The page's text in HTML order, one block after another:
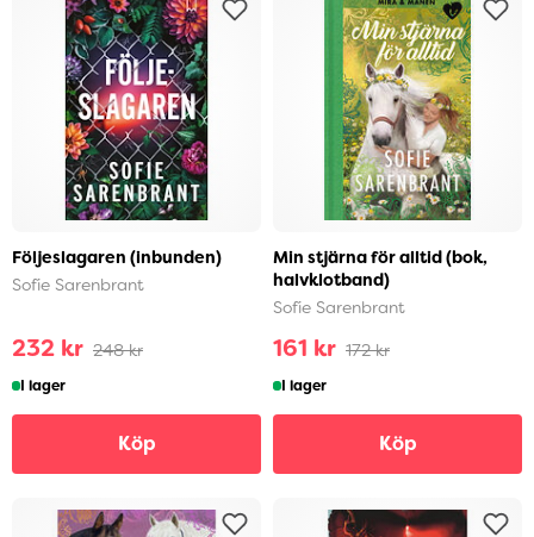
Följeslagaren (inbunden)
Sofie Sarenbrant
232 kr 248 kr
I lager
Köp
Min stjärna för alltid (bok,
halvklotband)
Sofie Sarenbrant
161 kr 172 kr
I lager
Köp